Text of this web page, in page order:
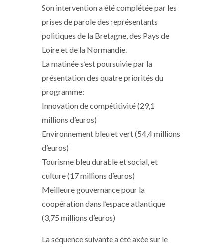
Son intervention a été complétée par les
prises de parole des représentants
politiques de la Bretagne, des Pays de
Loire et de la Normandie.
La matinée s’est poursuivie par la
présentation des quatre priorités du
programme:
Innovation de compétitivité (29,1
millions d’euros)
Environnement bleu et vert (54,4 millions
d’euros)
Tourisme bleu durable et social, et
culture (17 millions d’euros)
Meilleure gouvernance pour la
coopération dans l’espace atlantique
(3,75 millions d’euros)
La séquence suivante a été axée sur le